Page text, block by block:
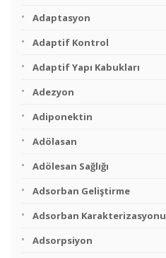
Adaptasyon
Adaptif Kontrol
Adaptif Yapı Kabukları
Adezyon
Adiponektin
Adölasan
Adölesan Sağlığı
Adsorban Geliştirme
Adsorban Karakterizasyonu
Adsorpsiyon